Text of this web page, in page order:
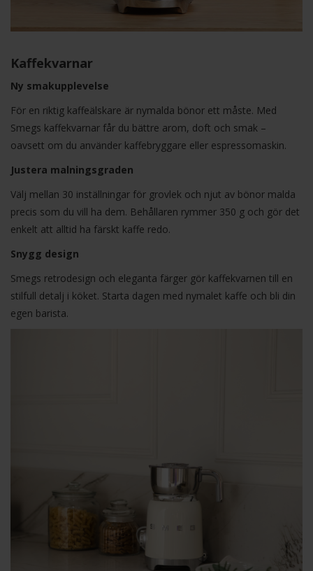
Kaffekvarnar
Ny smakupplevelse
För en riktig kaffeälskare är nymalda bönor ett måste. Med
Smegs kaffekvarnar får du bättre arom, doft och smak –
oavsett om du använder kaffebryggare eller espressomaskin.
Justera malningsgraden
Välj mellan 30 inställningar för grovlek och njut av bönor malda
precis som du vill ha dem. Behållaren rymmer 350 g och gör det
enkelt att alltid ha färskt kaffe redo.
Snygg design
Smegs retrodesign och eleganta färger gör kaffekvarnen till en
stilfull detalj i köket. Starta dagen med nymalet kaffe och bli din
egen barista.